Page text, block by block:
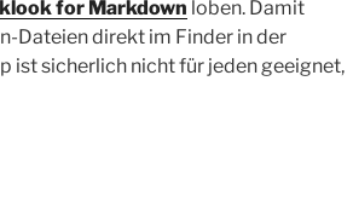
for Markdown loben. Damit
Dateien direkt im Finder in der
ist sicherlich nicht für jeden geeignet,